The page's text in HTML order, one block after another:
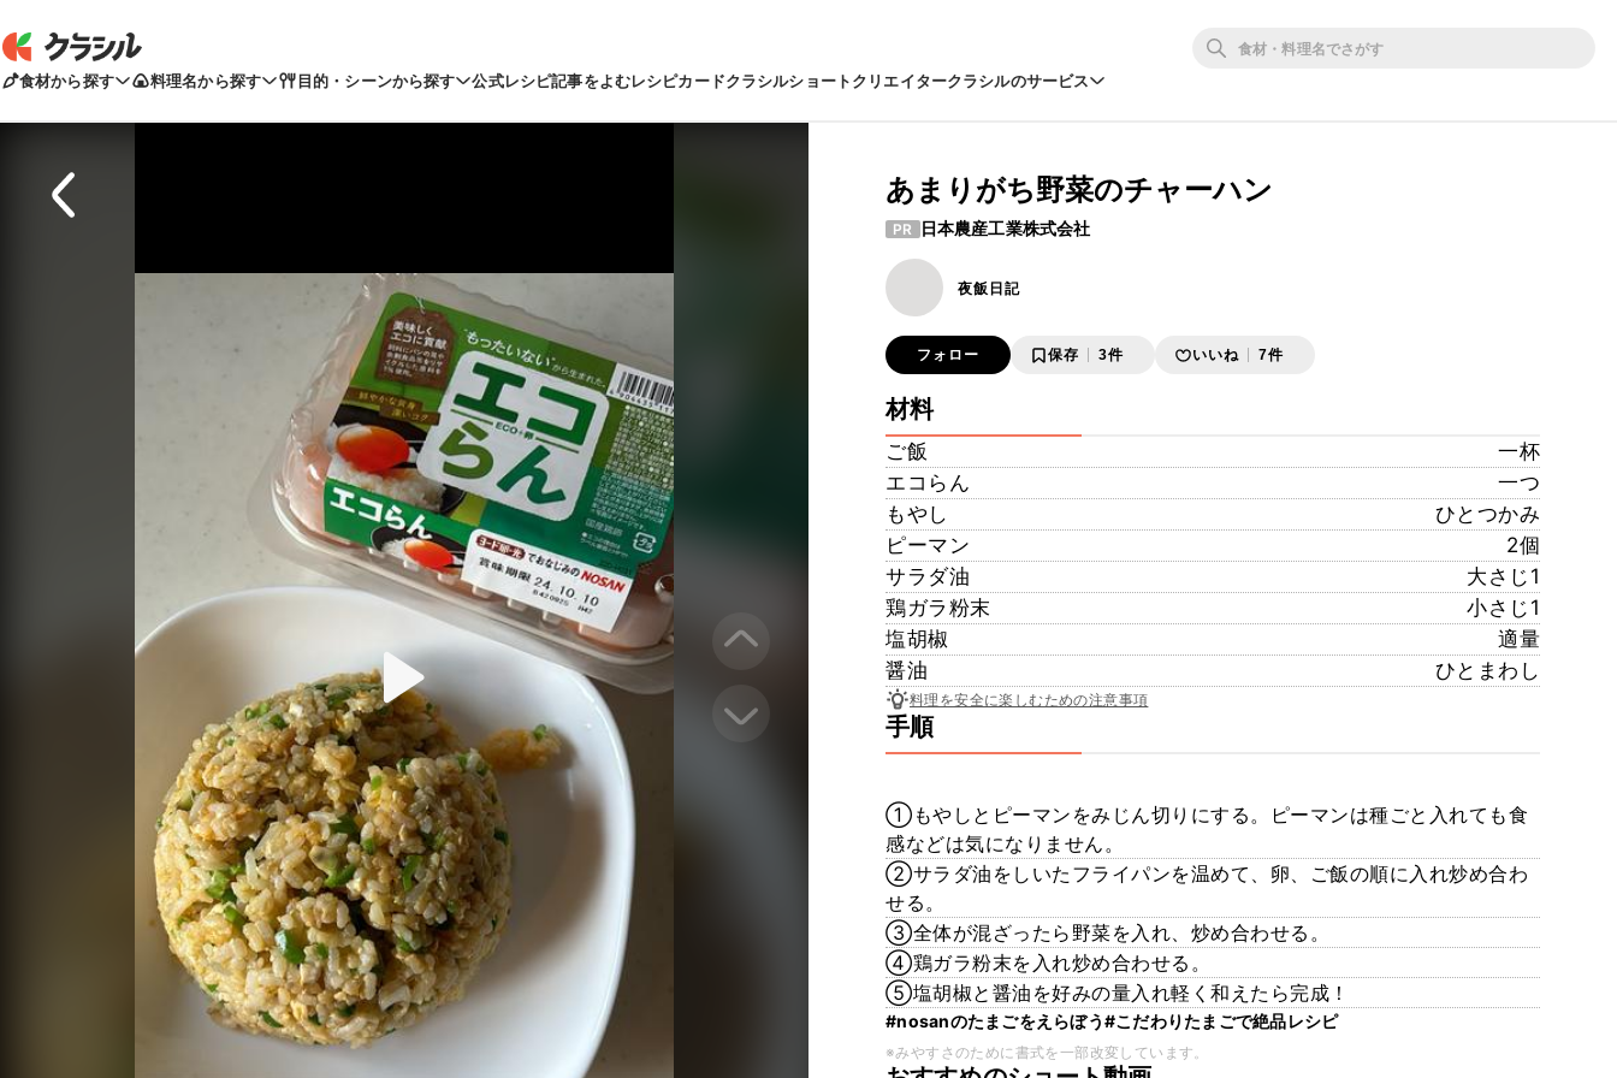
食材から探す 料理名から探す 目的・シーンから探す 公式レシピ記事をよむレシピカードクラシルショートクリエイタークラシルのサービス
あまりがち野菜のチャーハン
PR 日本農産工業株式会社
夜飯日記
フォロー 保存 3件 いいね 7件
材料
ご飯
一杯
エコらん
一つ
もやし
ひとつかみ
ピーマン
2個
サラダ油
大さじ1
鶏ガラ粉末
小さじ1
塩胡椒
適量
醤油
ひとまわし
料理を安全に楽しむための注意事項
手順
①もやしとピーマンをみじん切りにする。ピーマンは種ごと入れても食
感などは気になりません。
②サラダ油をしいたフライパンを温めて、卵、ご飯の順に入れ炒め合わ
せる。
③全体が混ざったら野菜を入れ、炒め合わせる。
④鶏ガラ粉末を入れ炒め合わせる。
⑤塩胡椒と醤油を好みの量入れ軽く和えたら完成！
#nosanのたまごをえらぼう#こだわりたまごで絶品レシピ
※みやすさのために書式を一部改変しています。